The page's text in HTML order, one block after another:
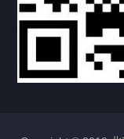
北京乾行捷通荣
领ICT与AI行业发
2025/12/22 530